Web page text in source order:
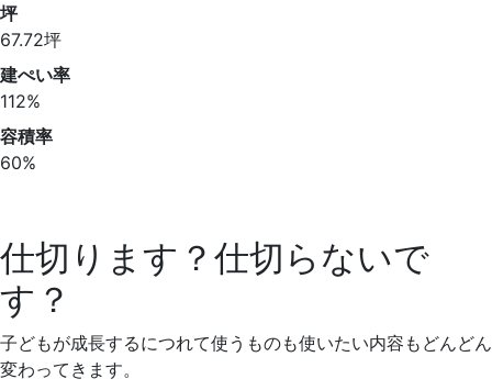
坪
67.72坪
建ぺい率
112%
容積率
60%
仕切ります？仕切らないで
す？
子どもが成長するにつれて使うものも使いたい内容もどんどん
変わってきます。